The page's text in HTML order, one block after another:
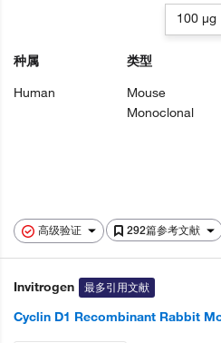
高级验证 292篇参考文献
种属
Human
类型
Mouse
Monoclonal
100 µg
Invitrogen 最多引用文献
Cyclin D1 Recombinant Rabbit